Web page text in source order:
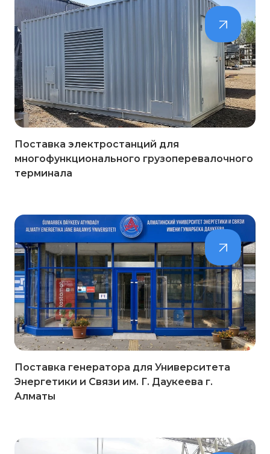
Поставка электростанций для
многофункционального грузоперевалочного
терминала
Поставка генератора для Университета
Энергетики и Связи им. Г. Даукеева г.
Алматы